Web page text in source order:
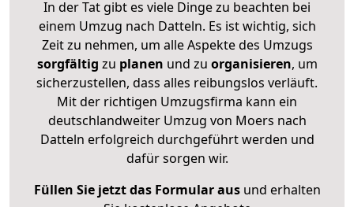
In der Tat gibt es viele Dinge zu beachten bei
einem Umzug nach Datteln. Es ist wichtig, sich
Zeit zu nehmen, um alle Aspekte des Umzugs
sorgfältig zu planen und zu organisieren, um
sicherzustellen, dass alles reibungslos verläuft.
Mit der richtigen Umzugsfirma kann ein
deutschlandweiter Umzug von Moers nach
Datteln erfolgreich durchgeführt werden und
dafür sorgen wir.
Füllen Sie jetzt das Formular ausund erhalten